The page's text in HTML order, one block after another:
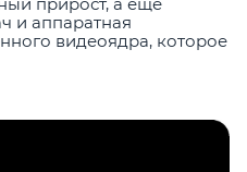
и аппаратная
видеоядра, которое